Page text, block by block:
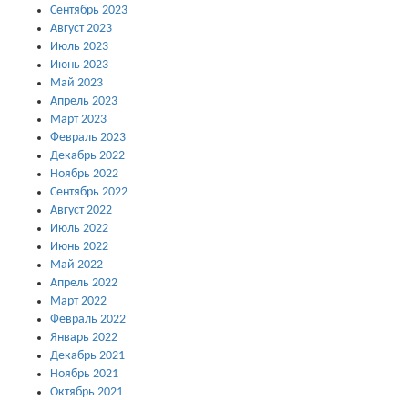
Сентябрь 2023
Август 2023
Июль 2023
Июнь 2023
Май 2023
Апрель 2023
Март 2023
Февраль 2023
Декабрь 2022
Ноябрь 2022
Сентябрь 2022
Август 2022
Июль 2022
Июнь 2022
Май 2022
Апрель 2022
Март 2022
Февраль 2022
Январь 2022
Декабрь 2021
Ноябрь 2021
Октябрь 2021